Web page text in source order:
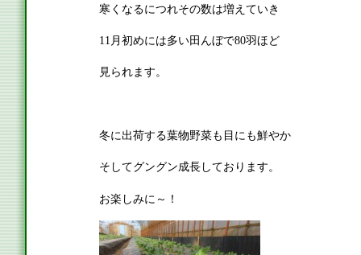
寒くなるにつれその数は増えていき
11月初めには多い田んぼで80羽ほど
見られます。
冬に出荷する葉物野菜も目にも鮮やか
そしてグングン成長しております。
お楽しみに～！